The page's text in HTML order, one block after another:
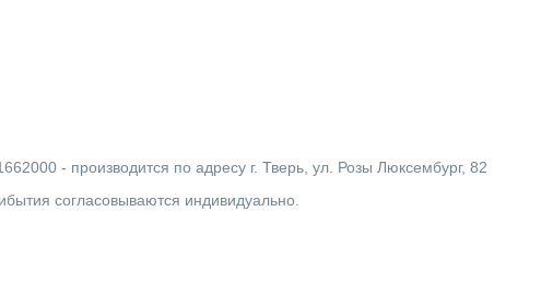
- производится по адресу г. Тверь, ул. Розы Люксембург, 82
согласовываются индивидуально.